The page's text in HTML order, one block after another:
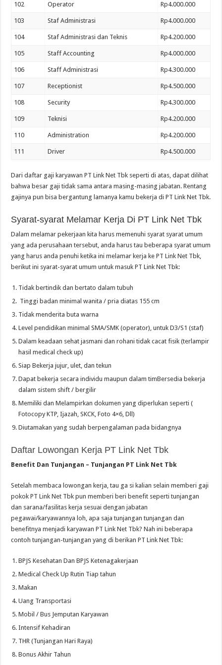
102 Operator Rp4.000.000
103 Staf Administrasi Rp4.000.000
104 Staf Administrasi dan Teknis Rp4.200.000
105 Staff Accounting Rp4.000.000
106 Staff Administrasi Rp4.300.000
107 Receptionist Rp4.500.000
108 Security Rp4.300.000
109 Teknisi Rp4.200.000
110 Administration Rp4.200.000
111 Driver Rp4.500.000
Dari daftar gaji karyawan PT Link Net Tbk seperti di atas, dapat dilihat
bahwa besar gaji tidak sama antara masing-masing jabatan. Rentang
gajinya pun bisa bergantung lamanya kamu bekerja di PT Link Net Tbk.
Syarat-syarat Melamar Kerja Di PT Link Net Tbk
Dalam melamar pekerjaan kita harus memenuhi syarat syarat umum
yang ada perusahaan tersebut, anda harus tau beberapa syarat umum
yang harus anda penuhi ketika ini melamar kerja ke PT Link Net Tbk,
berikut ini syarat-syarat umum untuk masuk PT Link Net Tbk:
Tidak bertindik dan bertato dalam tubuh
Tinggi badan minimal wanita / pria diatas 155 cm
Tidak menderita buta warna
Level pendidikan minimal SMA/SMK (operator), untuk D3/S1 (staf)
Dalam keadaan sehat jasmani dan rohani tidak cacat fisik (terlampir
hasil medical check up)
Siap Bekerja jujur, ulet, dan tekun
Dapat bekerja secara individu maupun dalam timBersedia bekerja
dalam sistem shift / bergilir
Memiliki dan Melampirkan dokumen yang diperlukan seperti (
Fotocopy KTP, Ijazah, SKCK, Foto 4×6, Dll)
Diutamakan yang sudah berpengalaman pada bidangnya
Daftar Lowongan Kerja PT Link Net Tbk
Benefit Dan Tunjangan – Tunjangan PT Link Net Tbk
Setelah membaca lowongan kerja, tau ga si kalian selain memberi gaji
pokok PT Link Net Tbk pun memberi beri benefit seperti tunjangan
dan sarana/fasilitas kerja sesuai dengan jabatan
pegawai/karyawannya loh, apa saja tunjangan tunjangan dan
benefitnya menjadi karyawan PT Link Net Tbk? Nah ini beberapa
contoh tunjangan-tunjangan yang di berikan PT Link Net Tbk:
BPJS Kesehatan Dan BPJS Ketenagakerjaan
Medical Check Up Rutin Tiap tahun
Makan
Uang Transportasi
Mobil / Bus Jemputan Karyawan
Intensif Kehadiran
THR (Tunjangan Hari Raya)
Bonus Akhir Tahun